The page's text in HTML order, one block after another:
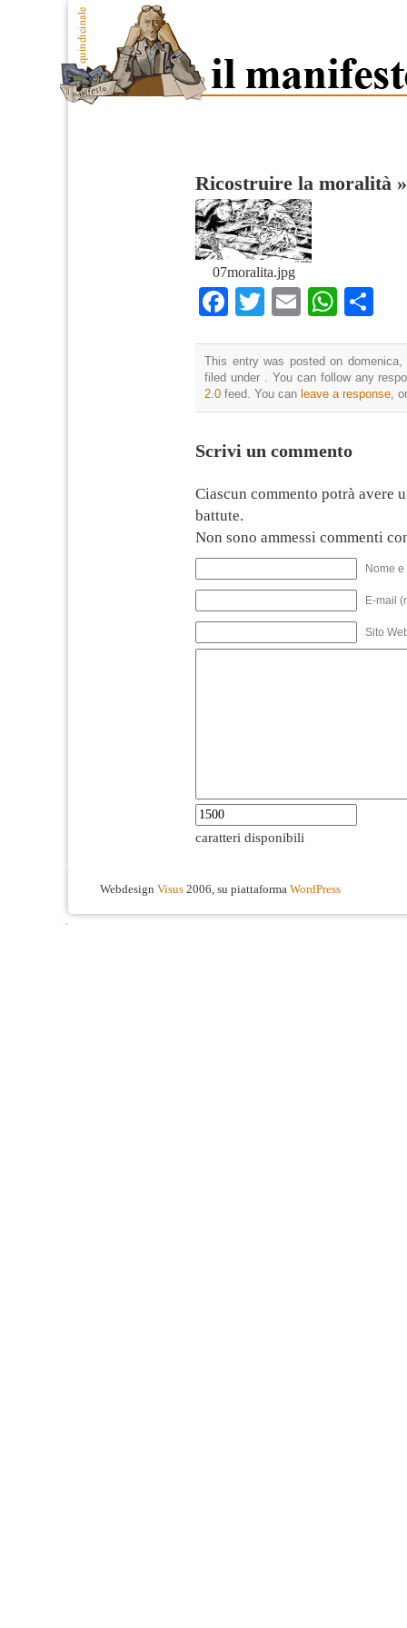
Ricostruire la moralità
07moralita.jpg
Facebook
TwitterEmail
This entry was posted on
filed under . You can follow any
2.0 feed. You can leave a response ,
Scrivi un commento
Ciascun commento potrà avere
battute.
Non sono ammessi commenti
Nome
E-mail
Sito
caratteri disponibili
Webdesign Visus 2006, su piattaforma WordPress